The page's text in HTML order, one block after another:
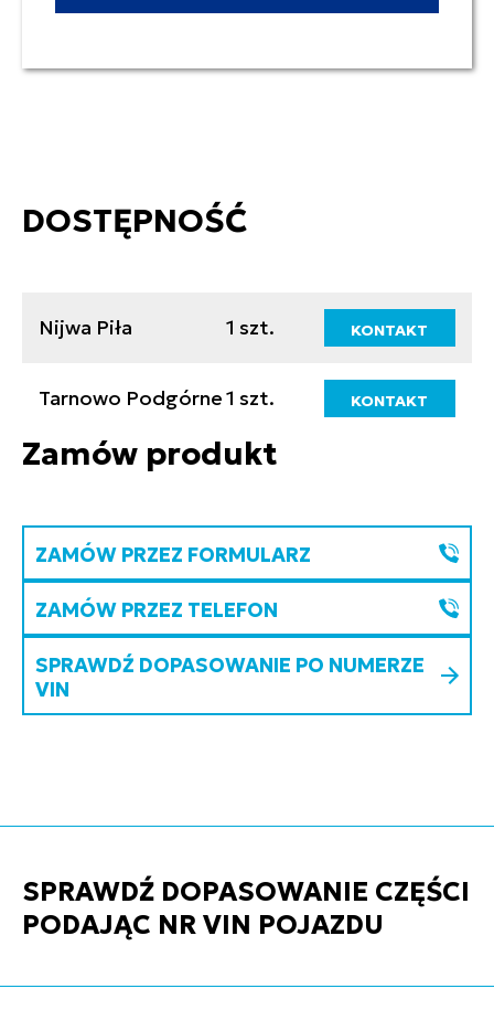
DOSTĘPNOŚĆ
Nijwa Piła 1 szt. KONTAKT
Tarnowo Podgórne1 szt. KONTAKT
Zamów produkt
ZAMÓW PRZEZ FORMULARZ
ZAMÓW PRZEZ TELEFON
SPRAWDŹ DOPASOWANIE PO NUMERZE
VIN
SPRAWDŹ DOPASOWANIE CZĘŚCI
PODAJĄC NR VIN POJAZDU